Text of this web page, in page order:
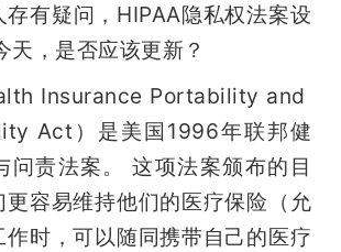
存有疑问，HIPAA隐私权法案设
天，是否应该更新？
Insurance Portability and
Act）是美国1996年联邦健
问责法案。 这项法案颁布的目
更容易维持他们的医疗保险（允
作时，可以随同携带自己的医疗